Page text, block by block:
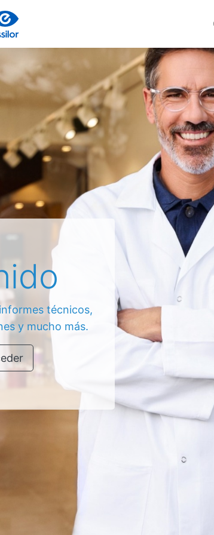
técnicos,
y mucho más.